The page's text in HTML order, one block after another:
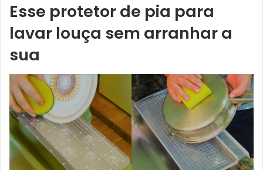
Esse protetor de pia para
lavar louça sem arranhar a
sua